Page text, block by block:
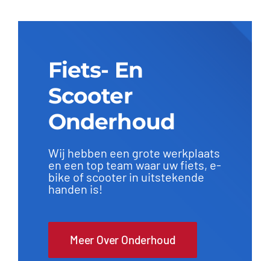
Fiets- En
Scooter
Onderhoud
Wij hebben een grote werkplaats
en een top team waar uw fiets, e-
bike of scooter in uitstekende
handen is!
Meer Over Onderhoud